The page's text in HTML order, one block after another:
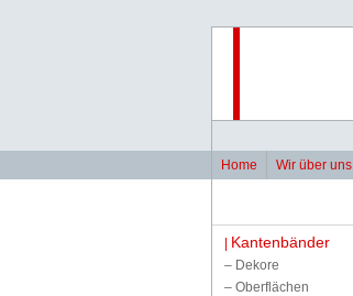
Home
Wir über uns
Kantenbänder
– Dekore
– Oberflächen